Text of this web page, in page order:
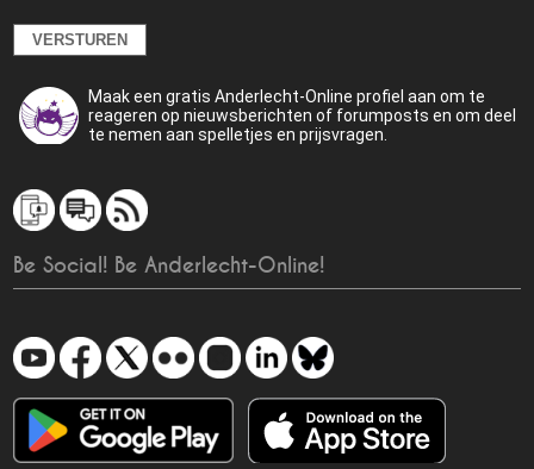
Maak een gratis Anderlecht-Online profiel aan om te
reageren op nieuwsberichten of forumposts en om deel
te nemen aan spelletjes en prijsvragen.
Be Social! Be Anderlecht-Online!